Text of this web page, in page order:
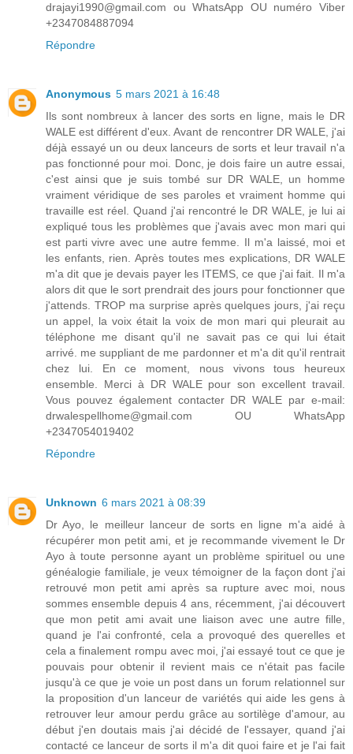
drajayi1990@gmail.com ou WhatsApp OU numéro Viber
+2347084887094
Répondre
Anonymous 5 mars 2021 à 16:48
Ils sont nombreux à lancer des sorts en ligne, mais le DR
WALE est différent d'eux. Avant de rencontrer DR WALE, j'ai
déjà essayé un ou deux lanceurs de sorts et leur travail n'a
pas fonctionné pour moi. Donc, je dois faire un autre essai,
c'est ainsi que je suis tombé sur DR WALE, un homme
vraiment véridique de ses paroles et vraiment homme qui
travaille est réel. Quand j'ai rencontré le DR WALE, je lui ai
expliqué tous les problèmes que j'avais avec mon mari qui
est parti vivre avec une autre femme. Il m'a laissé, moi et
les enfants, rien. Après toutes mes explications, DR WALE
m'a dit que je devais payer les ITEMS, ce que j'ai fait. Il m'a
alors dit que le sort prendrait des jours pour fonctionner que
j'attends. TROP ma surprise après quelques jours, j'ai reçu
un appel, la voix était la voix de mon mari qui pleurait au
téléphone me disant qu'il ne savait pas ce qui lui était
arrivé. me suppliant de me pardonner et m'a dit qu'il rentrait
chez lui. En ce moment, nous vivons tous heureux
ensemble. Merci à DR WALE pour son excellent travail.
Vous pouvez également contacter DR WALE par e-mail:
drwalespellhome@gmail.com OU WhatsApp
+2347054019402
Répondre
Unknown 6 mars 2021 à 08:39
Dr Ayo, le meilleur lanceur de sorts en ligne m'a aidé à
récupérer mon petit ami, et je recommande vivement le Dr
Ayo à toute personne ayant un problème spirituel ou une
généalogie familiale, je veux témoigner de la façon dont j'ai
retrouvé mon petit ami après sa rupture avec moi, nous
sommes ensemble depuis 4 ans, récemment, j'ai découvert
que mon petit ami avait une liaison avec une autre fille,
quand je l'ai confronté, cela a provoqué des querelles et
cela a finalement rompu avec moi, j'ai essayé tout ce que je
pouvais pour obtenir il revient mais ce n'était pas facile
jusqu'à ce que je voie un post dans un forum relationnel sur
la proposition d'un lanceur de variétés qui aide les gens à
retrouver leur amour perdu grâce au sortilège d'amour, au
début j'en doutais mais j'ai décidé de l'essayer, quand j'ai
contacté ce lanceur de sorts il m'a dit quoi faire et je l'ai fait